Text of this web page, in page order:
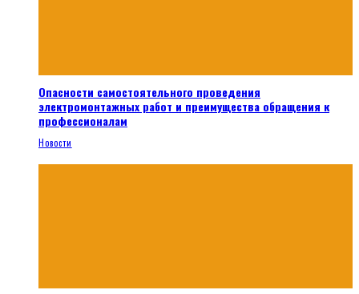
Опасности самостоятельного проведения
электромонтажных работ и преимущества обращения к
профессионалам
Новости